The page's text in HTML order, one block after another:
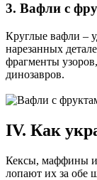
3. Вафли с
Круглые вафли –
нарезанных
фрагменты
динозавров.
IV. Как
Кексы, маффины и
лопают их за обе